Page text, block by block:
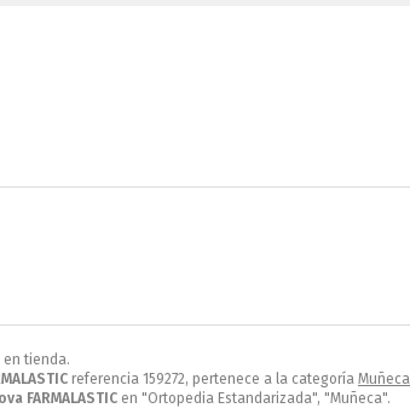
en tienda.
referencia 159272, pertenece a la categoría Muñeca
FARMALASTIC en "Ortopedia Estandarizada", "Muñeca".